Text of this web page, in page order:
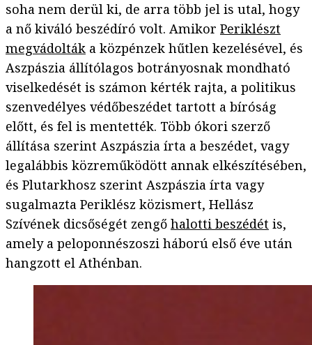
soha nem derül ki, de arra több jel is utal, hogy
a nő kiváló beszédíró volt. Amikor Periklészt
megvádolták a közpénzek hűtlen kezelésével, és
Aszpászia állítólagos botrányosnak mondható
viselkedését is számon kérték rajta, a politikus
szenvedélyes védőbeszédet tartott a bíróság
előtt, és fel is mentették. Több ókori szerző
állítása szerint Aszpászia írta a beszédet, vagy
legalábbis közreműködött annak elkészítésében,
és Plutarkhosz szerint Aszpászia írta vagy
sugalmazta Periklész közismert, Hellász
Szívének dicsőségét zengő halotti beszédét is,
amely a peloponnészoszi háború első éve után
hangzott el Athénban.